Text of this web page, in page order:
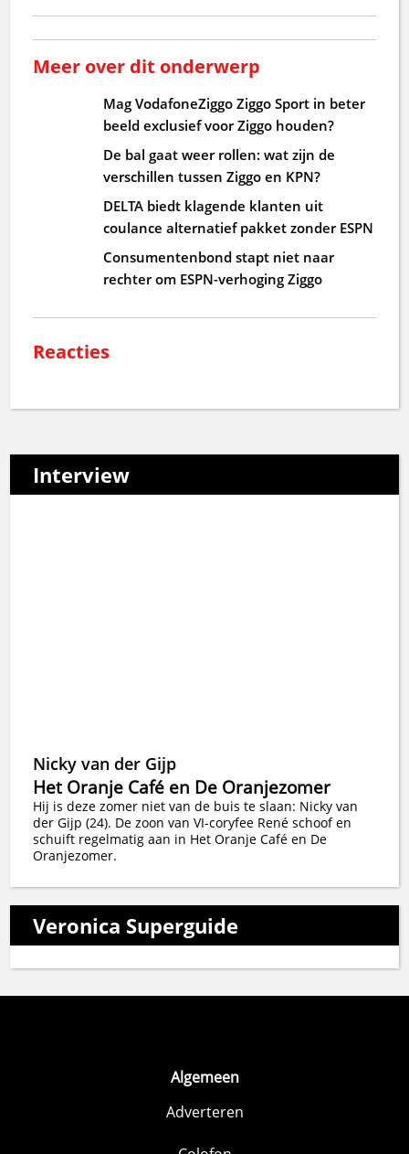
Meer over dit onderwerp
Mag VodafoneZiggo Ziggo Sport in beter
beeld exclusief voor Ziggo houden?
De bal gaat weer rollen: wat zijn de
verschillen tussen Ziggo en KPN?
DELTA biedt klagende klanten uit
coulance alternatief pakket zonder ESPN
Consumentenbond stapt niet naar
rechter om ESPN-verhoging Ziggo
Reacties
Interview
Nicky van der Gijp
Het Oranje Café en De Oranjezomer
Hij is deze zomer niet van de buis te slaan: Nicky van
der Gijp (24). De zoon van VI-coryfee René schoof en
schuift regelmatig aan in Het Oranje Café en De
Oranjezomer.
Veronica Superguide
Algemeen
Adverteren